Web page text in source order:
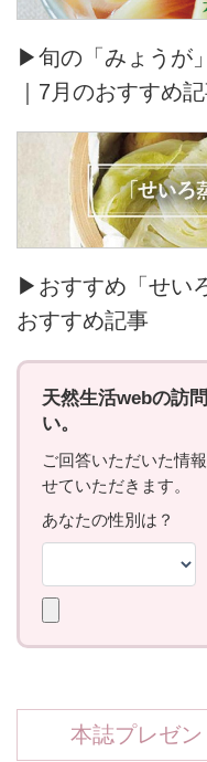
▶旬の「みょうが
｜7月のおすすめ
▶おすすめ「せい
おすすめ記事
本誌プレゼ